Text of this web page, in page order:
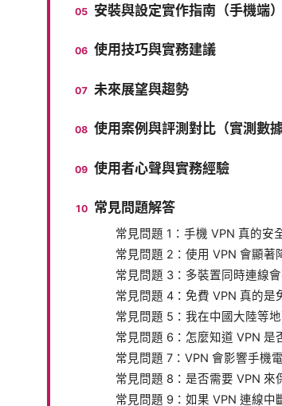
安裝與設定實作指南（手機端）
使用技巧與實務建議
未來展望與趨勢
使用案例與評測對比（實測數據
使用者心聲與實務經驗
常見問題解答
常見問題 1：手機 VPN 真的安
常見問題 2：使用 VPN 會顯著
常見問題 3：多裝置同時連線
常見問題 4：免費 VPN 真的是
常見問題 5：我在中國大陸等
常見問題 6：怎麼知道 VPN 是
常見問題 7：VPN 會影響手機
常見問題 8：是否需要 VPN 來
常見問題 9：如果 VPN 連線中